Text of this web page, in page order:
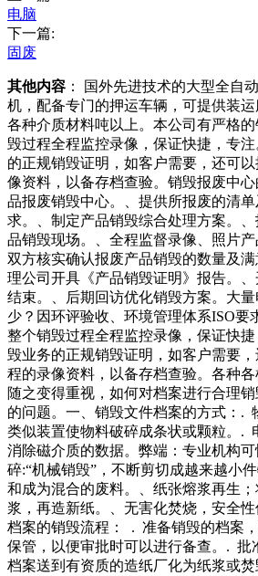
电脑
下一篇:
固废
其他内容 ： 国外先进技术的大型全自
机，配备专门的押运车辆，可提供装
各种介质材料吨以上。本公司有严格
毁过程全程监控录像，保证快捷，专
的正规销毁证明，如客户需要，还可
像资料，以备存档查验。销毁报废中
品报废销毁中心。、提供所报废的清
求。、制定产品销毁综合处理方案。
品销毁现场。、全程监督录像、照片产
双方核实确认报废产品销毁的数量及
理公司开具《产品销毁证明》报告。
结束。、后期回访优化销毁方案。大
少？因环评验收、环境管理体系ISO要
整个销毁过程全程监控录像，保证快
毁业务的正规销毁证明，如客户需要
程的录像资料，以备存档查验。各种
随之变得重视，如何对档案进行合理
的问题。一、销毁文件档案的方式：.
类似装置使物料破碎成条状或颗粒。.
消除磁介质的数据。弊端：专业机构
碎:“机械销毁”，不断剪切成越来越小
和成为混合的废料。、纸张熔浆再生
浆，再造新纸。、无害化焚烧，安全
档案的销毁流程： . 准备销毁的档案
保管，以便审批时可以进行备查。. 批
档案送到有资质的造纸厂化为纸浆或